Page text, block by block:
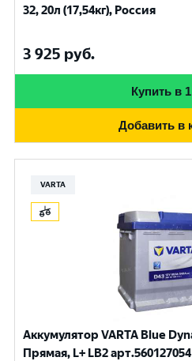
32, 20л (17,54кг), Россия
3 925 руб.
Купить в
Добавить в
VARTA
Аккумулятор VARTA Blue
Прямая, L+ LB2 арт.560127054